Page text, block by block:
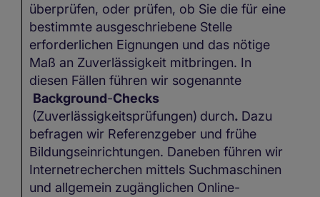
überprüfen, oder prüfen, ob Sie die für eine
bestimmte ausgeschriebene Stelle
erforderlichen Eignungen und das nötige
Maß an Zuverlässigkeit mitbringen. In
diesen Fällen führen wir sogenannte
Background-Checks
(Zuverlässigkeitsprüfungen) durch. Dazu
befragen wir Referenzgeber und frühe
Bildungseinrichtungen. Daneben führen wir
Internetrecherchen mittels Suchmaschinen
und allgemein zugänglichen Online-